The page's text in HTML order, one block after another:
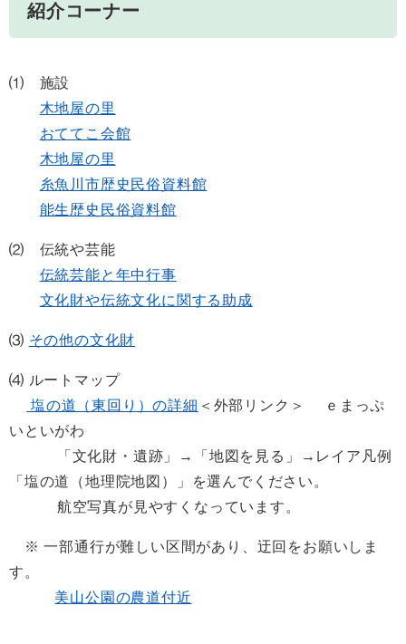
紹介コーナー
⑴ 施設
木地屋の里
おててこ会館
木地屋の里
糸魚川市歴史民俗資料館
能生歴史民俗資料館
⑵ 伝統や芸能
伝統芸能と年中行事
文化財や伝統文化に関する助成
⑶ その他の文化財
⑷ ルートマップ
塩の道（東回り）の詳細 ＜外部リンク＞
ｅまっぷ
いといがわ
「文化財・遺跡」→「地図を見る」→レイア凡例
「塩の道（地理院地図）」を選んでください。
航空写真が見やすくなっています。
※ 一部通行が難しい区間があり、迂回をお願いしま
す。
美山公園の農道付近